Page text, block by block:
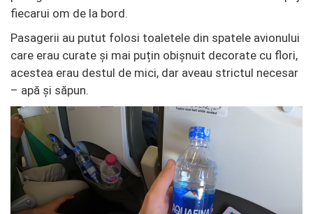
fiecarui om de la bord.
Pasagerii au putut folosi toaletele din spatele avionului
care erau curate și mai puțin obișnuit decorate cu flori,
acestea erau destul de mici, dar aveau strictul necesar
– apă și săpun.